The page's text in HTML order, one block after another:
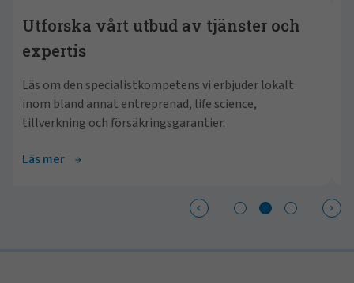
Utforska vårt utbud av tjänster och
expertis
Läs om den specialistkompetens vi erbjuder lokalt
inom bland annat entreprenad, life science,
tillverkning och försäkringsgarantier.
Läs mer